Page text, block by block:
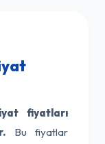
fiyatları
Bu fiyatlar